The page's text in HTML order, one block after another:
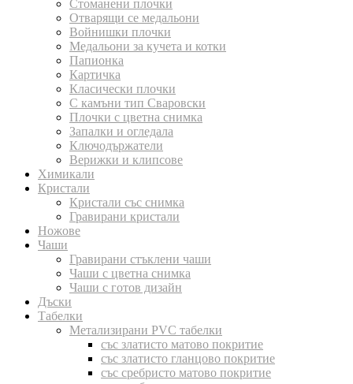
Стоманени плочки
Отварящи се медальони
Войнишки плочки
Медальони за кучета и котки
Папионка
Картичка
Класически плочки
С камъни тип Сваровски
Плочки с цветна снимка
Запалки и огледала
Ключодържатели
Верижки и клипсове
Химикали
Кристали
Кристали със снимка
Гравирани кристали
Ножове
Чаши
Гравирани стъклени чаши
Чаши с цветна снимка
Чаши с готов дизайн
Дъски
Табелки
Метализирани PVC табелки
със златисто матово покритие
със златисто гланцово покритие
със сребристо матово покритие